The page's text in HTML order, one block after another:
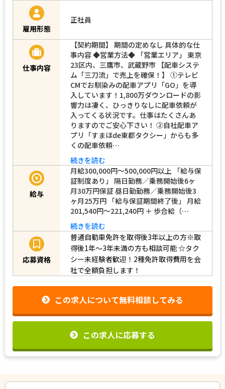
雇用形態
正社員
仕事内容
【契約期間】 期間の定めなし 具体的な仕
事内容 ◆営業方法◆ 「営業エリア」 東京
23区内、三鷹市、武蔵野市 【配車システ
ム「三刀流」で売上を確保！】 ➀テレビ
CMでお馴染みの配車アプリ「GO」を導
入しています！1,800万ダウンロードの影
響力は凄く、ひっきりなしに配車依頼が
入ってくる状況です。仕事はたくさんあ
りますのでご安心下さい！ ➁自社配車ア
プリ「すまほde東都タクシー」からも多
くの配車依頼…
続きを読む
給与
月給300,000円～500,000円以上 「給与保
証制度あり」 隔日勤務／乗務開始後6ヶ
月30万円保証 昼日勤勤務／乗務開始後3
ヶ月25万円 「給与保証期間終了後」 月給
201,540円～221,240円 ＋ 歩合給（…
続きを読む
応募資格
普通自動車免許を取得後3年以上の方※取
得後1年～3年未満の方も相談可能☆タク
シー未経験者歓迎！2種免許取得費用を会
社で全額負担します！
この求人について無料相談してみる
この求人に応募する